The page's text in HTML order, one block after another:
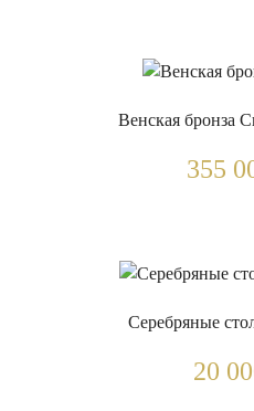
Венская бронза
355
Серебряные
20